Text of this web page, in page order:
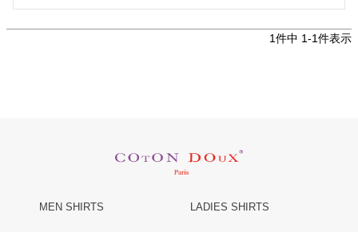
1件中 1-1件表示
MEN SHIRTS LADIES SHIRTS